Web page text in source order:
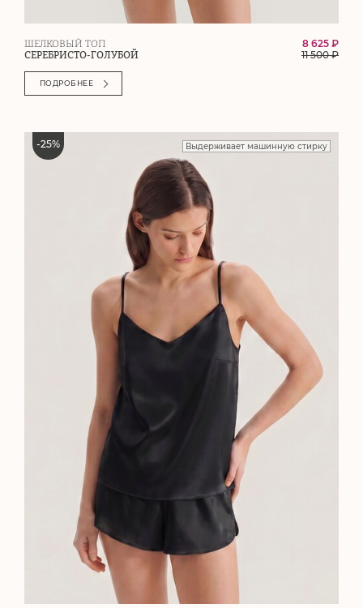
ШЕЛКОВЫЙ ТОП
СЕРЕБРИСТО-ГОЛУБОЙ
8 625 ₽
11 500₽
ПОДРОБНЕЕ
-25% Выдерживает машинную стирку